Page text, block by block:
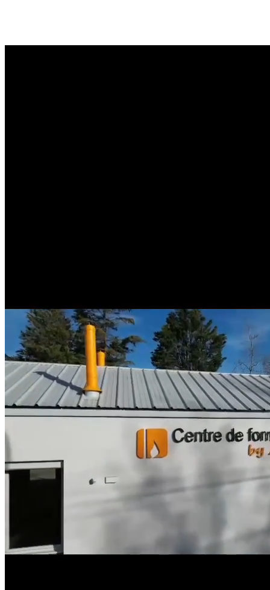
www.axop.fr / www.axop-formation.fr
N° SIRET 813528387 00018 Code APE 8122ZZ
Déclaration d’activité enregistrée sous le numéro
84691760469.
Cet enregistrement ne vaut pas agrément de l’Etat
Site web mis à jour le 21 décembre 2025 à 15h47
Politiques de confidentialité
Mentions
Légales
À propos de